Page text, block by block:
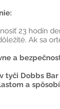
23 hodín
Ak sa
a
tyči Dobbs
a